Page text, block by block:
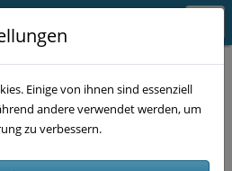
Einige von ihnen sind essenziell
andere verwendet werden, um
zu verbessern.